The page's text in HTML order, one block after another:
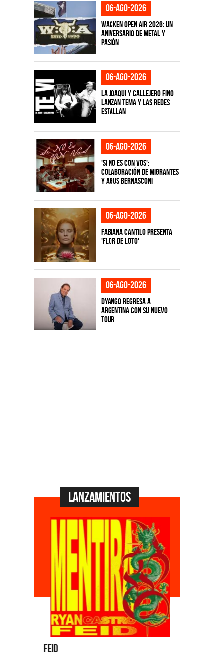
06-ago-2026
Wacken Open Air 2026: Un
aniversario de metal y
pasión
06-ago-2026
La Joaqui y Callejero Fino
lanzan tema y las redes
estallan
06-ago-2026
'Si No Es Con Vos':
colaboración de Migrantes
y Agus Bernasconi
06-ago-2026
Fabiana Cantilo presenta
'Flor de Loto'
06-ago-2026
Dyango regresa a
Argentina con su nuevo
tour
Lanzamientos
Feid